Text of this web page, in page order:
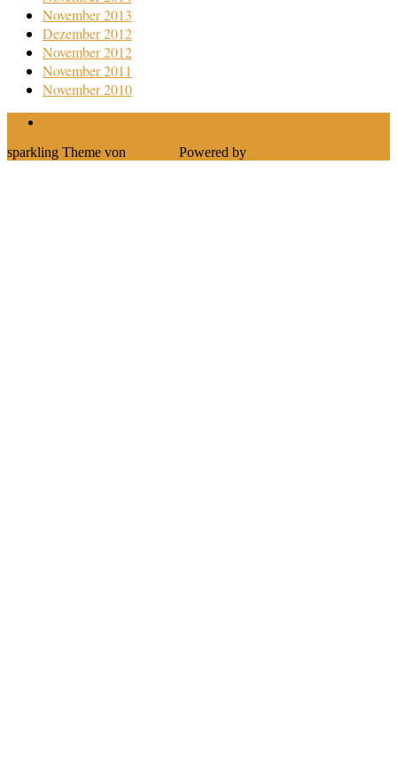
November 2013
Dezember 2012
November 2012
November 2011
November 2010
sparkling Theme von Powered by